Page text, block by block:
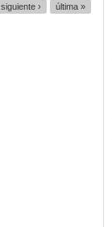
siguiente › última »